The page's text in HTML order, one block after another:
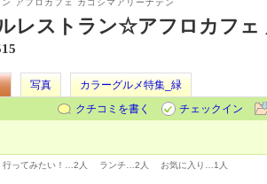
アフロカフェ カゴシマアリーナテン
レストラン☆アフロカフェ
写真
カラーグルメ特集_緑
クチコミを書く
チェックイン
行ってみたい！… 2人 ランチ… 2人 お気に入り… 1人